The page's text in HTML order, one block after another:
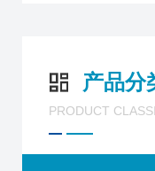
产品分
PRODUCT